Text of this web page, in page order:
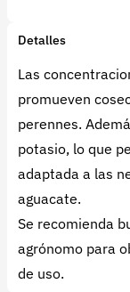
Detalles
Las
promueven
perennes.
potasio, lo que
adaptada a las
aguacate.
Se recomienda
agrónomo para
de uso.